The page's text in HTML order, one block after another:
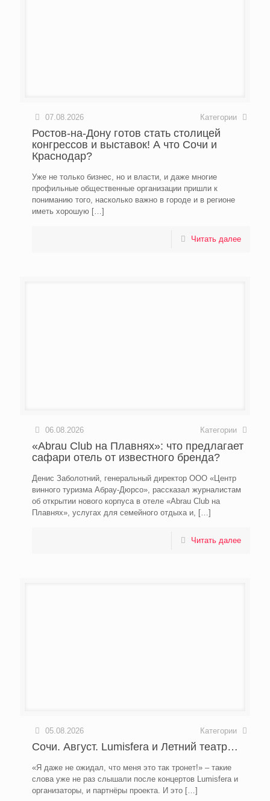
07.08.2026 Категории
Ростов-на-Дону готов стать столицей
конгрессов и выставок! А что Сочи и
Краснодар?
Уже не только бизнес, но и власти, и даже многие
профильные общественные организации пришли к
пониманию того, насколько важно в городе и в регионе
иметь хорошую […]
Читать далее
06.08.2026 Категории
«Abrau Club на Плавнях»: что предлагает
сафари отель от известного бренда?
Денис Заболотний, генеральный директор ООО «Центр
винного туризма Абрау-Дюрсо», рассказал журналистам
об открытии нового корпуса в отеле «Abrau Club на
Плавнях», услугах для семейного отдыха и, […]
Читать далее
05.08.2026 Категории
Сочи. Август. Lumisfera и Летний театр…
«Я даже не ожидал, что меня это так тронет!» – такие
слова уже не раз слышали после концертов Lumisfera и
организаторы, и партнёры проекта. И это […]